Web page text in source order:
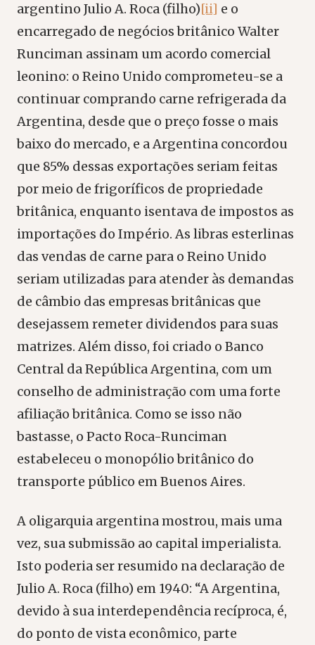
argentino Julio A. Roca (filho)[ii] e o
encarregado de negócios britânico Walter
Runciman assinam um acordo comercial
leonino: o Reino Unido comprometeu-se a
continuar comprando carne refrigerada da
Argentina, desde que o preço fosse o mais
baixo do mercado, e a Argentina concordou
que 85% dessas exportações seriam feitas
por meio de frigoríficos de propriedade
britânica, enquanto isentava de impostos as
importações do Império. As libras esterlinas
das vendas de carne para o Reino Unido
seriam utilizadas para atender às demandas
de câmbio das empresas britânicas que
desejassem remeter dividendos para suas
matrizes. Além disso, foi criado o Banco
Central da República Argentina, com um
conselho de administração com uma forte
afiliação britânica. Como se isso não
bastasse, o Pacto Roca-Runciman
estabeleceu o monopólio britânico do
transporte público em Buenos Aires.
A oligarquia argentina mostrou, mais uma
vez, sua submissão ao capital imperialista.
Isto poderia ser resumido na declaração de
Julio A. Roca (filho) em 1940: “A Argentina,
devido à sua interdependência recíproca, é,
do ponto de vista econômico, parte